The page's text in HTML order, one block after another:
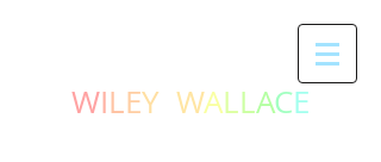
WILEY WALLACE